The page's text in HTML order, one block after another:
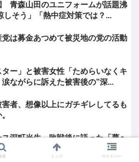
青森山田のユニフォームが話題沸
そう」「熱中症対策では？...
は募金あつめて被災地の党の活動
ター」と被害女性「ためらいなくキ
ながらに訴えた被害後の”深...
者、想像以上にガチギレしてるも
深町光生、敗戦後に語った「夢へ
の伝統背負いプロへの挑戦へ
索 トップ サイドバー